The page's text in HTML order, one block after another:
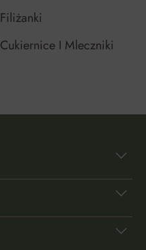
Filiżanki
Cukiernice I Mleczniki